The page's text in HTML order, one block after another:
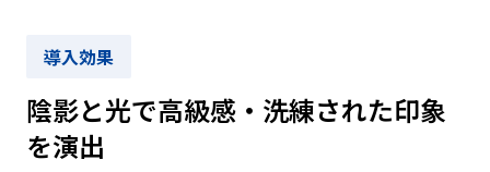
陰影と光で高級感・洗練された印象
を演出